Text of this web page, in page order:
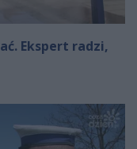
Ekspert radzi,